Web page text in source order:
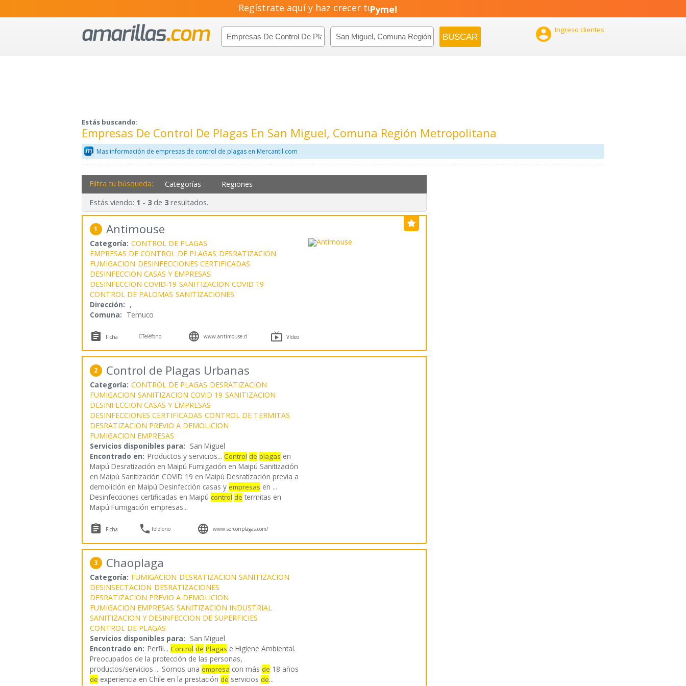
Regístrate aquí y haz crecer tuNegocio!
Pyme!
Emprendimiento!
 Ingreso clientes
Estás buscando:
Empresas De Control De Plagas En San Miguel, Comuna Región Metropolitana
Mas información de empresas de control de plagas en Mercantil.com
Filtra tu búsqueda: Categorías Regiones
Estás viendo: 1 - 3de 3resultados.
1 Antimouse
Categoría: CONTROL DE PLAGAS
EMPRESAS DE CONTROL DE PLAGAS DESRATIZACION
FUMIGACION DESINFECCIONES CERTIFICADAS
DESINFECCION CASAS Y EMPRESAS
DESINFECCION COVID-19 SANITIZACION COVID 19
CONTROL DE PALOMAS SANITIZACIONES
Dirección: ,
Comuna: Temuco
 Ficha Teléfono  www.antimouse.cl  Vídeo
2 Control de Plagas Urbanas
Categoría: CONTROL DE PLAGAS DESRATIZACION
FUMIGACION SANITIZACION COVID 19 SANITIZACION
DESINFECCION CASAS Y EMPRESAS
DESINFECCIONES CERTIFICADAS CONTROL DE TERMITAS
DESRATIZACION PREVIO A DEMOLICION
FUMIGACION EMPRESAS
Servicios disponibles para: San Miguel
Encontrado en: Productos y servicios... Control de plagas en
Maipú Desratización en Maipú Fumigación en Maipú Sanitización
en Maipú Sanitización COVID 19 en Maipú Desratización previa a
demolición en Maipú Desinfección casas y empresas en ...
Desinfecciones certificadas en Maipú control de termitas en
Maipú Fumigación empresas...
 Ficha Teléfono  www.serconplagas.com/
3 Chaoplaga
Categoría: FUMIGACION DESRATIZACION SANITIZACION
DESINSECTACION DESRATIZACIONES
DESRATIZACION PREVIO A DEMOLICION
FUMIGACION EMPRESAS SANITIZACION INDUSTRIAL
SANITIZACION Y DESINFECCION DE SUPERFICIES
CONTROL DE PLAGAS
Servicios disponibles para: San Miguel
Encontrado en: Perfil... Control de Plagas e Higiene Ambiental.
Preocupados de la protección de las personas,
productos/servicios ... Somos una empresa con más de 18 años
de experiencia en Chile en la prestación de servicios de...